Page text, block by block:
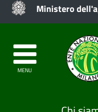
Ministero
MENU